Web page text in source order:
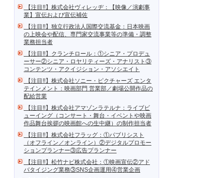
【注目!!】株式会社ヴィレッヂ：【映像／演劇事
業】宣伝および宣伝補佐
【注目!!】独立行政法人国際交流基金：日本映画
の上映会や配信、専門家交流事業等の準備・調整
業務担当者
【注目!!】クランチロール：①シニア・プロデュ
ーサー②シニア・ロヤリティーズ・アナリスト③
コンテンツ・アクイジション・アソシエイト
【注目!!】株式会社ソニー・ピクチャーズ エンタ
テインメント：映画部門 営業部／劇場公開作品の
配給営業
【注目!!】株式会社アマゾンラテルナ：ライブビ
ューイング（コンサート・舞台・イベントや映画
作品舞台挨拶の映画館への生中継）の制作担当者
【注目!!】株式会社フラッグ：①パブリシスト
（オフライン／オンライン）②デジタルプロモー
ションプランナー③広告プランナー
【注目!!】松竹ナビ株式会社：①映画宣伝②アド
バタイジング業務③SNS企画運用④営業企画